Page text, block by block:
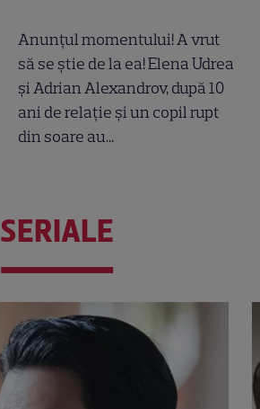
Anunțul momentului! A vrut
să se știe de la ea! Elena Udrea
și Adrian Alexandrov, după 10
ani de relație și un copil rupt
din soare au...
SERIALE